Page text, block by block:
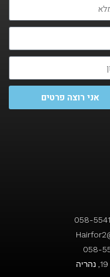
אני רוצה פרטים